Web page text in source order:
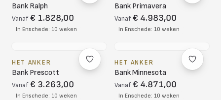
Bank Ralph
Vanaf € 1.828,00
In Enschede: 10 weken
Bank Primavera
Vanaf € 4.983,00
In Enschede: 10 weken
HET ANKER
Bank Prescott
Vanaf € 3.263,00
In Enschede: 10 weken
HET ANKER
Bank Minnesota
Vanaf € 4.871,00
In Enschede: 10 weken